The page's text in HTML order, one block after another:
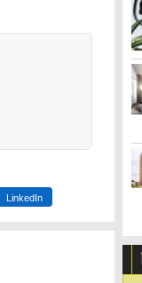
LinkedIn